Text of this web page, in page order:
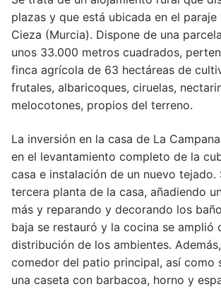
plazas y que está ubicada en el paraje
Cieza (Murcia). Dispone de una
unos 33.000 metros cuadrados,
finca agrícola de 63 hectáreas de
frutales, albaricoques, ciruelas,
melocotones, propios del terreno.
La inversión en la casa de La
en el levantamiento completo de la
casa e instalación de un nuevo tejado.
tercera planta de la casa, añadiendo
más y reparando y decorando los
baja se restauró y la cocina se amplió
distribución de los ambientes.
comedor del patio principal, así como
una caseta con barbacoa, horno y